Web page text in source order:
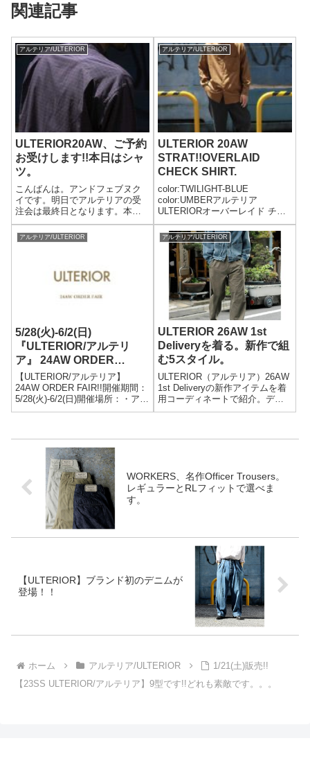
関連記事
アルテリア/ULTERIOR
ULTERIOR20AW、ご予約
お受けします!!本日はシャ
ツ。
こんばんは。アンドフェブヌク
イです。明日でアルテリアの受
注会は最終日となります。本日
もオンラインストアにてご予約
スタート致します。ご来店頂け
ていないお客様はぜひともチェ
約開始します!...
アルテリア/ULTERIOR
ULTERIOR 20AW
STRAT!!OVERLAID
CHECK SHIRT.
color:TWILIGHT-BLUE
color:UMBERアルテリア
ULTERIORオーバーレイド チェ
ック シャツOVERLAID CHECK
SHIRT (ULSH11-
20C39U)PRICE:24,000yen+taxア
ルテリ...
アルテリア/ULTERIOR
5/28(火)-6/2(日)
『ULTERIOR/アルテリ
ア』 24AW ORDER
FAIR!!
【ULTERIOR/アルテリア】
24AW ORDER FAIR!!開催期間：
5/28(火)-6/2(日)開催場所：・アン
ドフェブ(and Pheb) 高円寺〒
アルテリア/ULTERIOR
ULTERIOR 26AW 1st
Deliveryを着る。新作で組
む5スタイル。
ULTERIOR（アルテリア）26AW
1st Deliveryの新作アイテムを着
用コーディネートで紹介。デニ
ムジャケット、ワークパンツ、
しいシルエットを活かした秋冬
載。
WORKERS、名作Officer Trousers。
レギュラーとRLフィットで選べま
す。
【ULTERIOR】ブランド初のデニムが
登場！！
ホーム アルテリア/ULTERIOR
1/21(土)販売!!
【23SS ULTERIOR/アルテリア】9型です!!どれも素敵です。。。